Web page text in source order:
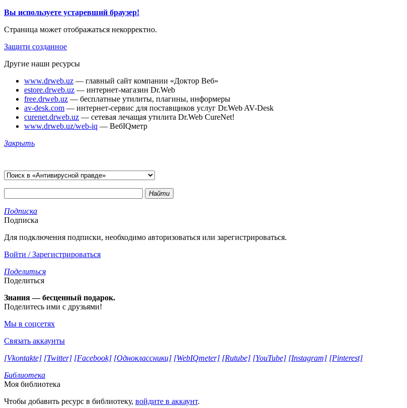
Вы используете устаревший браузер!
Страница может отображаться некорректно.
Защити созданное
Другие наши ресурсы
www.drweb.uz — главный сайт компании «Доктор Веб»
estore.drweb.uz — интернет-магазин Dr.Web
free.drweb.uz — бесплатные утилиты, плагины, информеры
av-desk.com — интернет-сервис для поставщиков услуг Dr.Web AV-Desk
curenet.drweb.uz — сетевая лечащая утилита Dr.Web CureNet!
www.drweb.uz/web-iq — ВебIQметр
Закрыть
Найти
Подписка
Подписка
Для подключения подписки, необходимо авторизоваться или зарегистрироваться.
Войти / Зарегистрироваться
Поделиться
Поделиться
Знания — бесценный подарок.
Поделитесь ими с друзьями!
Мы в соцсетях
Связать аккаунты
[Vkontakte] [Twitter] [Facebook] [Одноклассники] [WebIQmeter] [Rutube] [YouTube] [Instagram] [Pinterest]
Библиотека
Моя библиотека
Чтобы добавить ресурс в библиотеку, войдите в аккаунт.